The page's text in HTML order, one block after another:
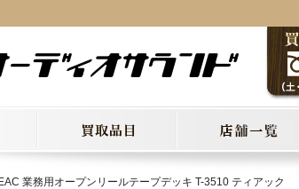
業務用オープンリールテープデッキ T-3510 ティアック